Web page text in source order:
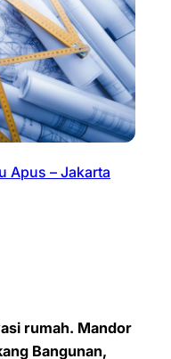
Apus – Jakarta
rumah. Mandor
Bangunan,